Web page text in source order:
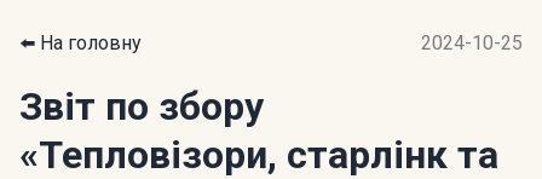
⬅️ На головну 2024-10-25
Звіт по збору
«Тепловізори, старлінк та